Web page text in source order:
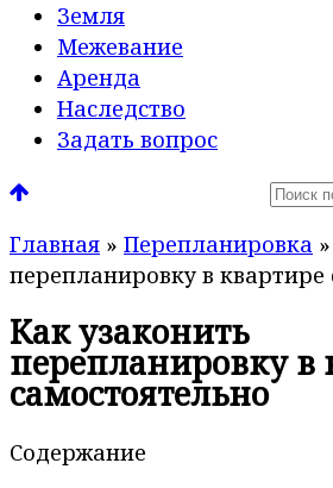
Земля
Межевание
Аренда
Наследство
Задать вопрос
Главная » Перепланировка »
перепланировку в квартире
Как узаконить
перепланировку в
самостоятельно
Содержание